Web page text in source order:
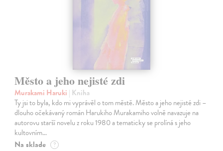
Město a jeho nejisté zdi
Murakami Haruki | Kniha
Ty jsi to byla, kdo mi vyprávěl o tom městě. Město a jeho nejisté zdi –
dlouho očekávaný román Harukiho Murakamiho volně navazuje na
autorovu starší novelu z roku 1980 a tematicky se prolíná s jeho
kultovním…
Na sklade ?